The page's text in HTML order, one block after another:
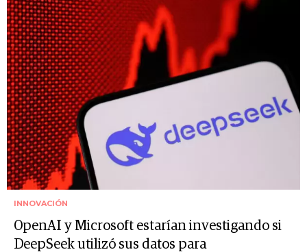
INNOVACIÓN
OpenAI y Microsoft estarían investigando si
DeepSeek utilizó sus datos para